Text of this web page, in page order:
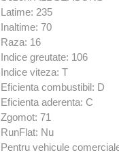
Latime: 235
Inaltime: 70
Raza: 16
Indice greutate: 106
Indice viteza: T
Eficienta combustibil: D
Eficienta aderenta: C
Zgomot: 71
RunFlat: Nu
Pentru vehicule